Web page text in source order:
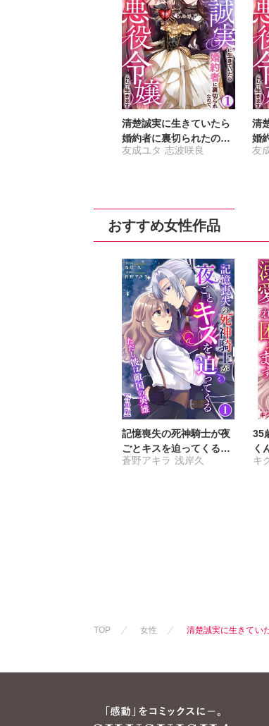
清楚誠実に生きていたら
婚約者に裏切られたの
で、やり直しの世界では
友成ユタ 志波咲良
清
婚
で
友
おすすめ女性作品
記憶喪失の死神騎士が夜
ごとキスを迫ってくる～
ただし彼は敵国の英雄～
蒼野アキラ 浅岸久
35
く
ま
キ
TOP 女性 清楚誠実に生きてい